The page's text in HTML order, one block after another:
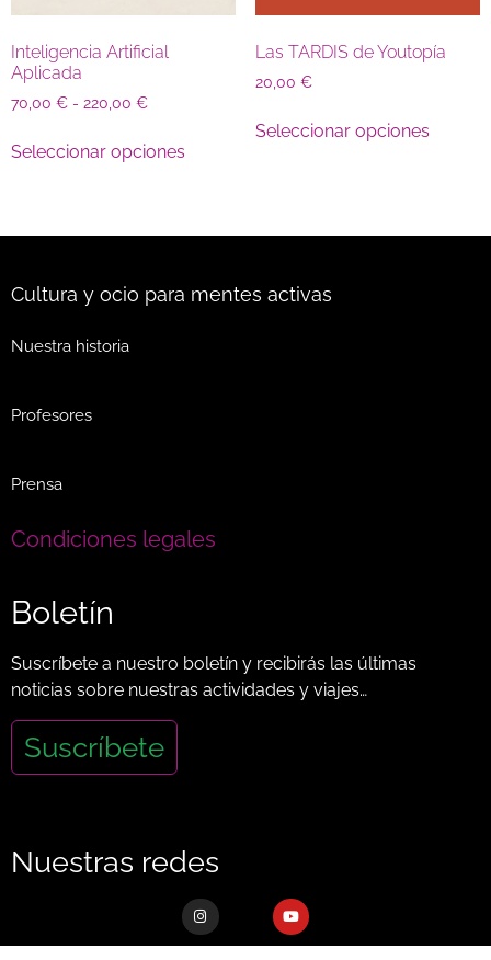
Inteligencia Artificial
Aplicada
70,00 € - 220,00 €
Seleccionar opciones
Las TARDIS de Youtopía
20,00 €
Seleccionar opciones
Cultura y ocio para mentes activas
Nuestra historia
Profesores
Prensa
Condiciones legales
Boletín
Suscríbete a nuestro boletín y recibirás las últimas
noticias sobre nuestras actividades y viajes…
Suscríbete
Nuestras redes